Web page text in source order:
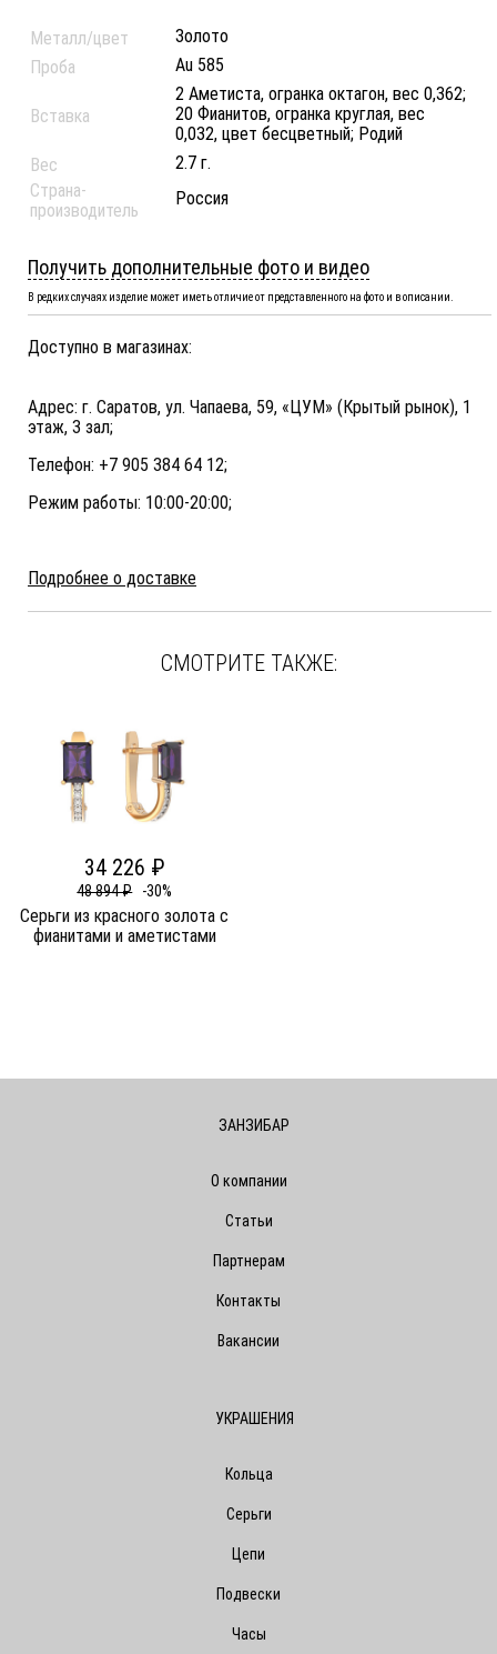
Металл/цвет
Золото
Проба
Au 585
Вставка
2 Аметиста, огранка октагон, вес 0,362;
20 Фианитов, огранка круглая, вес
0,032, цвет бесцветный; Родий
Вес
2.7 г.
Страна-
производитель
Россия
Получить дополнительные фото и видео
В редких случаях изделие может иметь отличие от представленного на фото и в описании.
Доступно в магазинах:
Адрес: г. Саратов, ул. Чапаева, 59, «ЦУМ» (Крытый рынок), 1
этаж, 3 зал;
Телефон: +7 905 384 64 12;
Режим работы: 10:00-20:00;
Подробнее о доставке
СМОТРИТЕ ТАКЖЕ:
34 226 ₽
48 894 ₽ -30%
Серьги из красного золота c
фианитами и аметистами
ЗАНЗИБАР
О компании
Статьи
Партнерам
Контакты
Вакансии
УКРАШЕНИЯ
Кольца
Серьги
Цепи
Подвески
Часы